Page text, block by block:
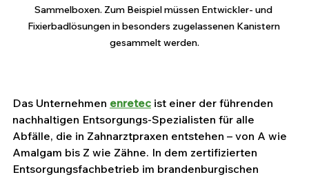
Sammelboxen. Zum Beispiel müssen Entwickler- und
Fixierbadlösungen in besonders zugelassenen Kanistern
gesammelt werden.
Das Unternehmen enretec ist einer der führenden
nachhaltigen Entsorgungs-Spezialisten für alle
Abfälle, die in Zahnarztpraxen entstehen – von A wie
Amalgam bis Z wie Zähne. In dem zertifizierten
Entsorgungsfachbetrieb im brandenburgischen